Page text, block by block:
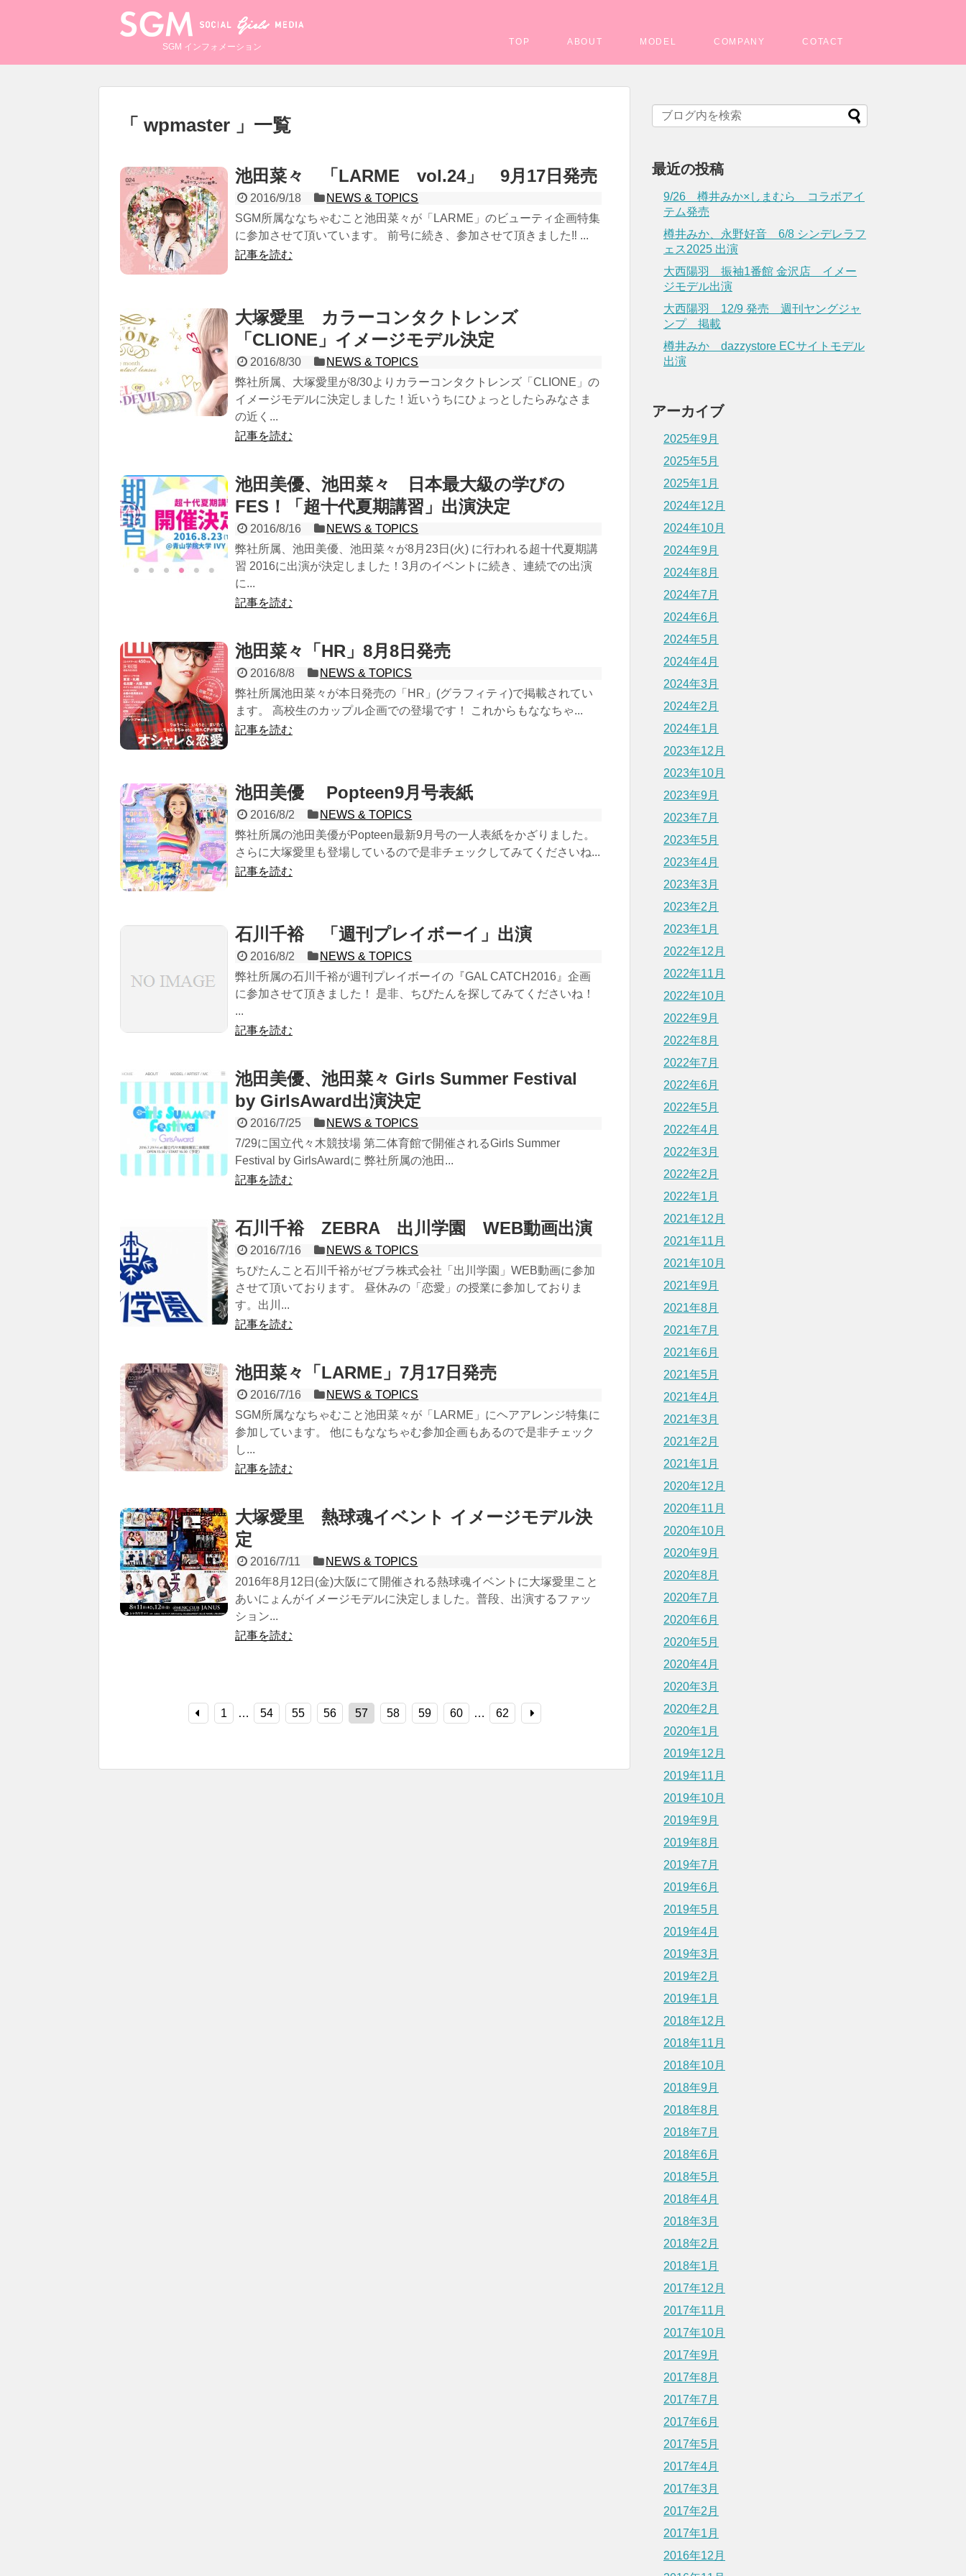
SGM インフォメーション COTACT
COMPANY
MODEL
ABOUT
TOP
wpmaster 一覧
池田菜々 「LARME vol.24」 9月17日発売
2016/9/18
NEWS & TOPICS
SGM所属ななちゃむこと池田菜々が「LARME」のビューティ企画特集
に参加させて頂いています。 前号に続き、参加させて頂きました‼️ ...
記事を読む
大塚愛里 カラーコンタクトレンズ
「CLIONE」イメージモデル決定
2016/8/30
NEWS & TOPICS
弊社所属、大塚愛里が8/30よりカラーコンタクトレンズ「CLIONE」の
イメージモデルに決定しました！近いうちにひょっとしたらみなさま
の近く...
記事を読む
池田美優、池田菜々 日本最大級の学びの
FES！「超十代夏期講習」出演決定
2016/8/16
NEWS & TOPICS
弊社所属、池田美優、池田菜々が8月23日(火) に行われる超十代夏期講
習 2016に出演が決定しました！3月のイベントに続き、連続での出演
に...
記事を読む
池田菜々「HR」8月8日発売
2016/8/8
NEWS & TOPICS
弊社所属池田菜々が本日発売の「HR」(グラフィティ)で掲載されてい
ます。 高校生のカップル企画での登場です！ これからもななちゃ...
記事を読む
池田美優 Popteen9月号表紙
2016/8/2
NEWS & TOPICS
弊社所属の池田美優がPopteen最新9月号の一人表紙をかざりました。
さらに大塚愛里も登場しているので是非チェックしてみてくださいね...
記事を読む
石川千裕 「週刊プレイボーイ」出演
2016/8/2
NEWS & TOPICS
弊社所属の石川千裕が週刊プレイボーイの『GAL CATCH2016』企画
に参加させて頂きました！ 是非、ちぴたんを探してみてくださいね！
...
記事を読む
池田美優、池田菜々 Girls Summer Festival
by GirlsAward出演決定
2016/7/25
NEWS & TOPICS
7/29に国立代々木競技場 第二体育館で開催されるGirls Summer
Festival by GirlsAwardに 弊社所属の池田...
記事を読む
石川千裕 ZEBRA 出川学園 WEB動画出演
2016/7/16
NEWS & TOPICS
ちぴたんこと石川千裕がゼブラ株式会社「出川学園」WEB動画に参加
させて頂いております。 昼休みの「恋愛」の授業に参加しておりま
す。出川...
記事を読む
池田菜々「LARME」7月17日発売
2016/7/16
NEWS & TOPICS
SGM所属ななちゃむこと池田菜々が「LARME」にヘアアレンジ特集に
参加しています。 他にもななちゃむ参加企画もあるので是非チェック
し...
記事を読む
大塚愛里 熱球魂イベント イメージモデル決
定
2016/7/11
NEWS & TOPICS
2016年8月12日(金)大阪にて開催される熱球魂イベントに大塚愛里こと
あいにょんがイメージモデルに決定しました。普段、出演するファッ
ション...
記事を読む
1 … 54 55 56 57 58 59 60 … 62
最近の投稿
9/26 樽井みか×しまむら コラボアイ
テム発売
樽井みか、永野好音 6/8 シンデレラフ
ェス2025 出演
大西陽羽 振袖1番館 金沢店 イメー
ジモデル出演
大西陽羽 12/9 発売 週刊ヤングジャ
ンプ 掲載
樽井みか dazzystore ECサイトモデル
出演
アーカイブ
2025年9月
2025年5月
2025年1月
2024年12月
2024年10月
2024年9月
2024年8月
2024年7月
2024年6月
2024年5月
2024年4月
2024年3月
2024年2月
2024年1月
2023年12月
2023年10月
2023年9月
2023年7月
2023年5月
2023年4月
2023年3月
2023年2月
2023年1月
2022年12月
2022年11月
2022年10月
2022年9月
2022年8月
2022年7月
2022年6月
2022年5月
2022年4月
2022年3月
2022年2月
2022年1月
2021年12月
2021年11月
2021年10月
2021年9月
2021年8月
2021年7月
2021年6月
2021年5月
2021年4月
2021年3月
2021年2月
2021年1月
2020年12月
2020年11月
2020年10月
2020年9月
2020年8月
2020年7月
2020年6月
2020年5月
2020年4月
2020年3月
2020年2月
2020年1月
2019年12月
2019年11月
2019年10月
2019年9月
2019年8月
2019年7月
2019年6月
2019年5月
2019年4月
2019年3月
2019年2月
2019年1月
2018年12月
2018年11月
2018年10月
2018年9月
2018年8月
2018年7月
2018年6月
2018年5月
2018年4月
2018年3月
2018年2月
2018年1月
2017年12月
2017年11月
2017年10月
2017年9月
2017年8月
2017年7月
2017年6月
2017年5月
2017年4月
2017年3月
2017年2月
2017年1月
2016年12月